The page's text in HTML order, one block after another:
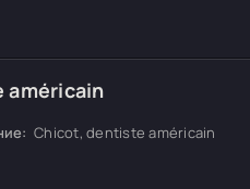
Chicot, dentiste américain